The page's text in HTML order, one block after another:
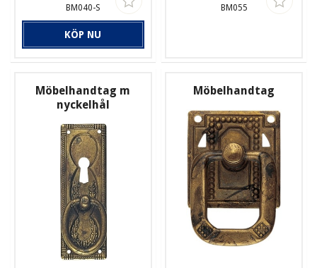
BM040-S
KÖP NU
BM055
Möbelhandtag m
nyckelhål
Möbelhandtag